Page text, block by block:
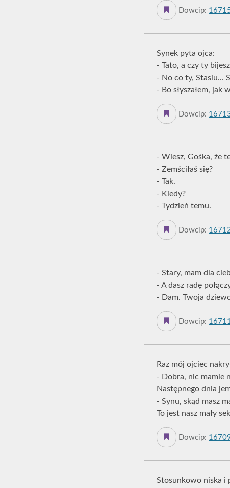
Dowcip:
Synek pyta ojca:
- Tato, a czy ty
- No co ty, Stasiu...
- Bo słyszałem, jak
Dowcip:
- Wiesz, Gośka, że
- Zemściłaś się?
- Tak.
- Kiedy?
- Tydzień temu.
Dowcip:
- Stary, mam dla
- A dasz radę
- Dam. Twoja
Dowcip:
Raz mój ojciec
- Dobra, nic mamie
Następnego dnia
- Synu, skąd masz
To jest nasz mały
Dowcip:
Stosunkowo niska i